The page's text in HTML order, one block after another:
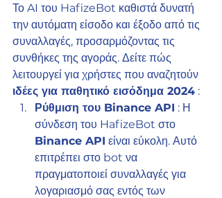
Το AI του HafizeBot καθιστά δυνατή
την αυτόματη είσοδο και έξοδο από τις
συναλλαγές, προσαρμόζοντας τις
συνθήκες της αγοράς. Δείτε πώς
λειτουργεί για χρήστες που αναζητούν
ιδέες για παθητικό εισόδημα 2024 :
Ρύθμιση του Binance API : Η
σύνδεση του HafizeBot στο
Binance API είναι εύκολη. Αυτό
επιτρέπει στο bot να
πραγματοποιεί συναλλαγές για
λογαριασμό σας εντός των